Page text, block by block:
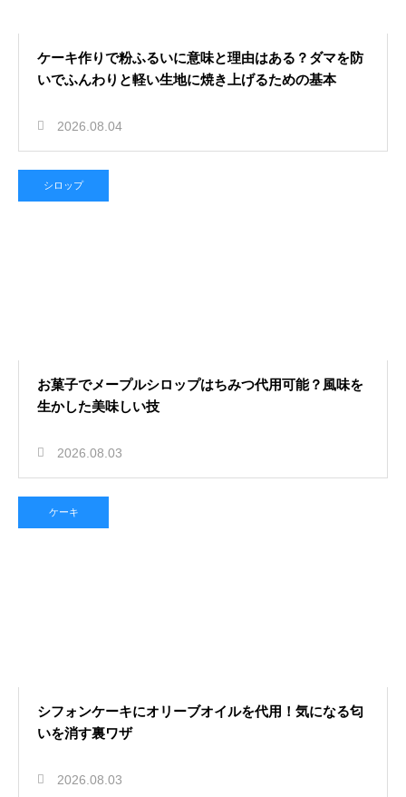
ケーキ作りで粉ふるいに意味と理由はある？ダマを防
いでふんわりと軽い生地に焼き上げるための基本
2026.08.04
シロップ
お菓子でメープルシロップはちみつ代用可能？風味を
生かした美味しい技
2026.08.03
ケーキ
シフォンケーキにオリーブオイルを代用！気になる匂
いを消す裏ワザ
2026.08.03